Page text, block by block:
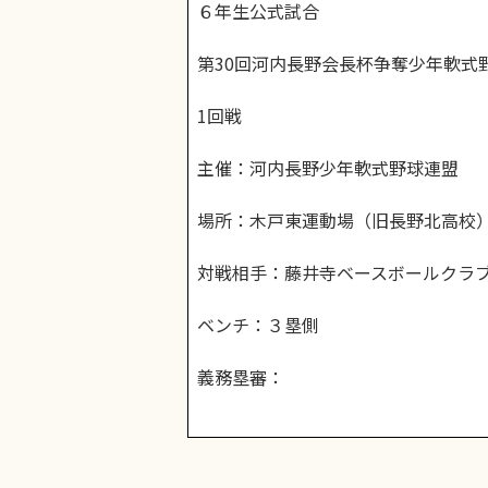
６年生公式試合
第30回河内長野会長杯争奪少年軟式
1回戦
主催：河内長野少年軟式野球連盟
場所：木戸東運動場（旧長野北高校）
対戦相手：藤井寺ベースボールクラ
ベンチ：３塁側
義務塁審：